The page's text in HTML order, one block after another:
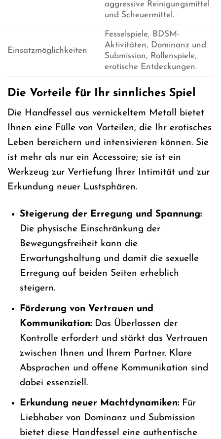
aggressive Reinigungsmittel
und Scheuermittel.
Einsatzmöglichkeiten
Fesselspiele, BDSM-
Aktivitäten, Dominanz und
Submission, Rollenspiele,
erotische Entdeckungen.
Die Vorteile für Ihr sinnliches Spiel
Die Handfessel aus vernickeltem Metall bietet
Ihnen eine Fülle von Vorteilen, die Ihr erotisches
Leben bereichern und intensivieren können. Sie
ist mehr als nur ein Accessoire; sie ist ein
Werkzeug zur Vertiefung Ihrer Intimität und zur
Erkundung neuer Lustsphären.
Steigerung der Erregung und Spannung:
Die physische Einschränkung der
Bewegungsfreiheit kann die
Erwartungshaltung und damit die sexuelle
Erregung auf beiden Seiten erheblich
steigern.
Förderung von Vertrauen und
Kommunikation:Das Überlassen der
Kontrolle erfordert und stärkt das Vertrauen
zwischen Ihnen und Ihrem Partner. Klare
Absprachen und offene Kommunikation sind
dabei essenziell.
Erkundung neuer Machtdynamiken:Für
Liebhaber von Dominanz und Submission
bietet diese Handfessel eine authentische